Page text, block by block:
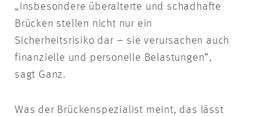
„Insbesondere überalterte und schadhafte
Brücken stellen nicht nur ein
Sicherheitsrisiko dar – sie verursachen auch
finanzielle und personelle Belastungen“,
sagt Ganz.
Was der Brückenspezialist meint, das lässt